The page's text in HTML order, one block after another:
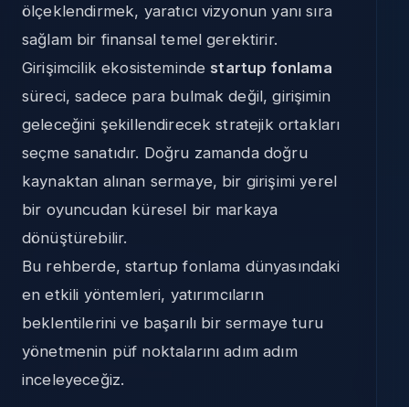
ölçeklendirmek, yaratıcı vizyonun yanı sıra
sağlam bir finansal temel gerektirir.
Girişimcilik ekosisteminde startup fonlama
süreci, sadece para bulmak değil, girişimin
geleceğini şekillendirecek stratejik ortakları
seçme sanatıdır. Doğru zamanda doğru
kaynaktan alınan sermaye, bir girişimi yerel
bir oyuncudan küresel bir markaya
dönüştürebilir.
Bu rehberde, startup fonlama dünyasındaki
en etkili yöntemleri, yatırımcıların
beklentilerini ve başarılı bir sermaye turu
yönetmenin püf noktalarını adım adım
inceleyeceğiz.